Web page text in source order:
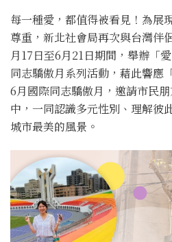
每一種愛，都值得被看見！為展
尊重，新北社會局再次與台灣伴
月17日至6月21日期間，舉辦「
同志驕傲月系列活動，藉此響應
6月國際同志驕傲月，邀請市民
中，一同認識多元性別、理解彼
城市最美的風景。